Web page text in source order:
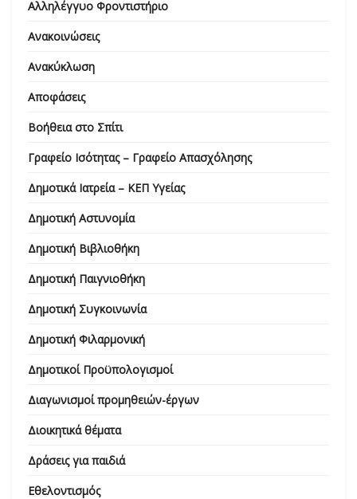
Αλληλέγγυο Φροντιστήριο
Ανακοινώσεις
Ανακύκλωση
Αποφάσεις
Βοήθεια στο Σπίτι
Γραφείο Ισότητας – Γραφείο Απασχόλησης
Δημοτικά Ιατρεία – ΚΕΠ Υγείας
Δημοτική Αστυνομία
Δημοτική Βιβλιοθήκη
Δημοτική Παιγνιοθήκη
Δημοτική Συγκοινωνία
Δημοτική Φιλαρμονική
Δημοτικοί Προϋπολογισμοί
Διαγωνισμοί προμηθειών-έργων
Διοικητικά θέματα
Δράσεις για παιδιά
Εθελοντισμός